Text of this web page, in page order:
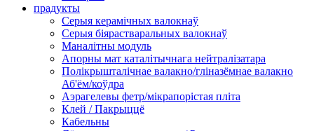
прадукты
Серыя керамічных валокнаў
Серыя біярастваральных валокнаў
Маналітны модуль
Апорны мат каталітычнага нейтралізатара
Полікрышталічнае валакно/гліназёмнае валакно
Аб'ём/коўдра
Аэрагелевы фетр/мікрапорістая пліта
Клей / Пакрыццё
Кабельны